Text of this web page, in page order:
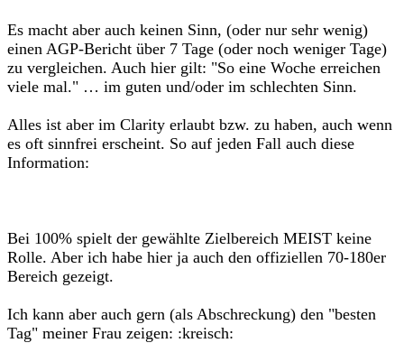
Es macht aber auch keinen Sinn, (oder nur sehr wenig)
einen AGP-Bericht über 7 Tage (oder noch weniger Tage)
zu vergleichen. Auch hier gilt: "So eine Woche erreichen
viele mal." … im guten und/oder im schlechten Sinn.
Alles ist aber im Clarity erlaubt bzw. zu haben, auch wenn
es oft sinnfrei erscheint. So auf jeden Fall auch diese
Information:
Bei 100% spielt der gewählte Zielbereich MEIST keine
Rolle. Aber ich habe hier ja auch den offiziellen 70-180er
Bereich gezeigt.
Ich kann aber auch gern (als Abschreckung) den "besten
Tag" meiner Frau zeigen: :kreisch: